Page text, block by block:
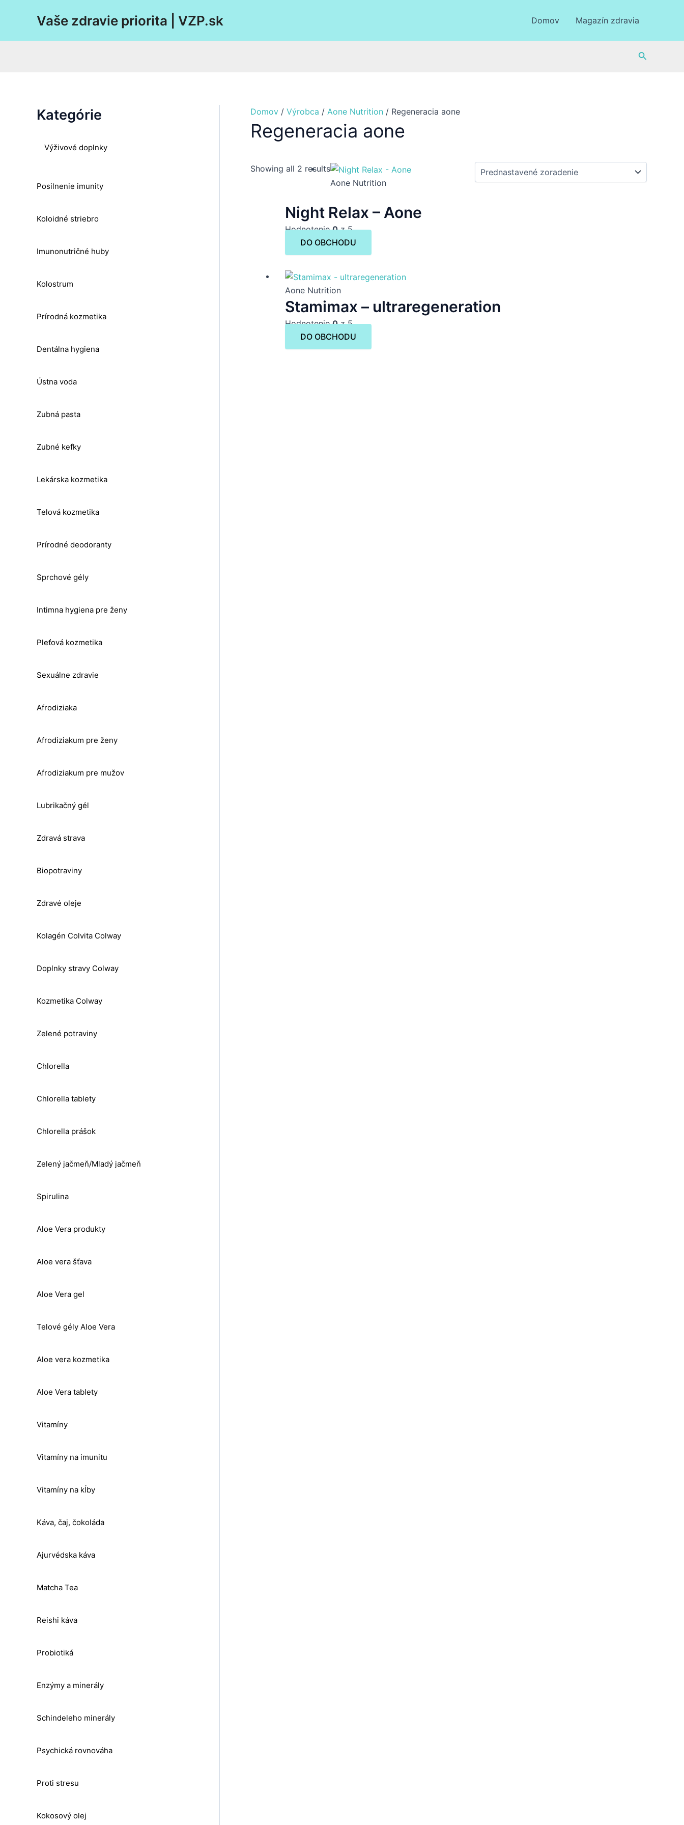
Vaše zdravie priorita | VZP.sk Domov Magazín zdravia
Hľadať
Kategórie
Výživové doplnky
Posilnenie imunity
Koloidné striebro
Imunonutričné huby
Kolostrum
Prírodná kozmetika
Dentálna hygiena
Ústna voda
Zubná pasta
Zubné kefky
Lekárska kozmetika
Telová kozmetika
Prírodné deodoranty
Sprchové gély
Intimna hygiena pre ženy
Pleťová kozmetika
Sexuálne zdravie
Afrodiziaka
Afrodiziakum pre ženy
Afrodiziakum pre mužov
Lubrikačný gél
Zdravá strava
Biopotraviny
Zdravé oleje
Kolagén Colvita Colway
Doplnky stravy Colway
Kozmetika Colway
Zelené potraviny
Chlorella
Chlorella tablety
Chlorella prášok
Zelený jačmeň/Mladý jačmeň
Spirulina
Aloe Vera produkty
Aloe vera šťava
Aloe Vera gel
Telové gély Aloe Vera
Aloe vera kozmetika
Aloe Vera tablety
Vitamíny
Vitamíny na imunitu
Vitamíny na kĺby
Káva, čaj, čokoláda
Ajurvédska káva
Matcha Tea
Reishi káva
Probiotiká
Enzýmy a minerály
Schindeleho minerály
Psychická rovnováha
Proti stresu
Kokosový olej
Domov / Výrobca / Aone Nutrition / Regeneracia aone
Regeneracia aone
Showing all 2 results
Aone Nutrition
Night Relax – Aone
Hodnotenie0z 5
DO OBCHODU
Aone Nutrition
Stamimax – ultraregeneration
Hodnotenie0z 5
DO OBCHODU